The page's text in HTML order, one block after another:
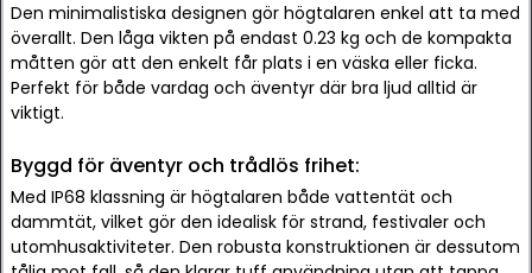
Den minimalistiska designen gör högtalaren enkel att ta med
överallt. Den låga vikten på endast 0.23 kg och de kompakta
måtten gör att den enkelt får plats i en väska eller ficka.
Perfekt för både vardag och äventyr där bra ljud alltid är
viktigt.
Byggd för äventyr och trådlös frihet:
Med IP68 klassning är högtalaren både vattentät och
dammtät, vilket gör den idealisk för strand, festivaler och
utomhusaktiviteter. Den robusta konstruktionen är dessutom